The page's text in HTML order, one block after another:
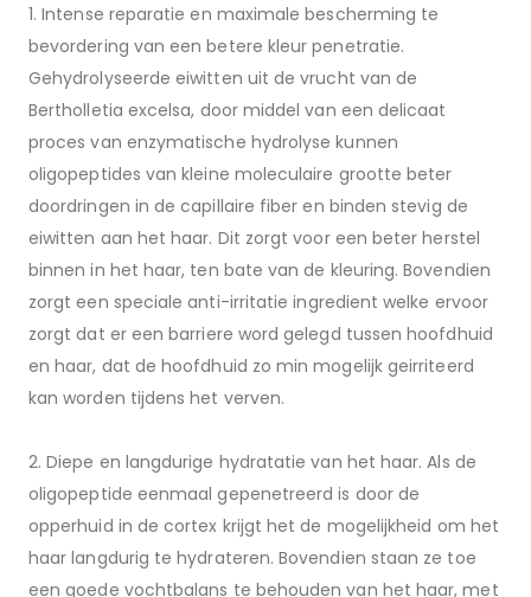
1. Intense reparatie en maximale bescherming te
bevordering van een betere kleur penetratie.
Gehydrolyseerde eiwitten uit de vrucht van de
Bertholletia excelsa, door middel van een delicaat
proces van enzymatische hydrolyse kunnen
oligopeptides van kleine moleculaire grootte beter
doordringen in de capillaire fiber en binden stevig de
eiwitten aan het haar. Dit zorgt voor een beter herstel
binnen in het haar, ten bate van de kleuring. Bovendien
zorgt een speciale anti-irritatie ingredient welke ervoor
zorgt dat er een barriere word gelegd tussen hoofdhuid
en haar, dat de hoofdhuid zo min mogelijk geirriteerd
kan worden tijdens het verven.
2. Diepe en langdurige hydratatie van het haar. Als de
oligopeptide eenmaal gepenetreerd is door de
opperhuid in de cortex krijgt het de mogelijkheid om het
haar langdurig te hydrateren. Bovendien staan ze toe
een goede vochtbalans te behouden van het haar, met